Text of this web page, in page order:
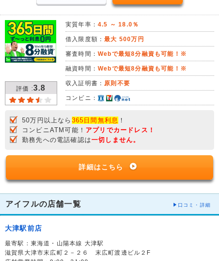
評価 :3.8
実質年率： 4.5 ～ 18.0％
借入限度額：最大 500万円
審査時間： Webで最短8分融資も可能！※
融資時間： Webで最短8分融資も可能！※
収入証明書： 原則不要
コンビニ：
50万円以上なら 365日間無利息 ！
コンビニATM可能！ アプリでカードレス！
勤務先への電話確認は一切しません。
詳細はこちら
アイフルの店舗一覧 口コミ・詳細
大津駅前店
最寄駅：東海道・山陽本線 大津駅
滋賀県大津市末広町２－２６ 末広町渡邊ビル２F